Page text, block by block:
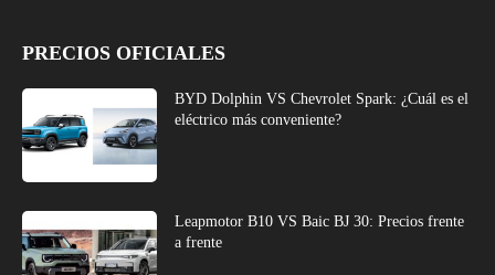
PRECIOS OFICIALES
BYD Dolphin VS Chevrolet Spark: ¿Cuál es el
eléctrico más conveniente?
Leapmotor B10 VS Baic BJ 30: Precios frente
a frente